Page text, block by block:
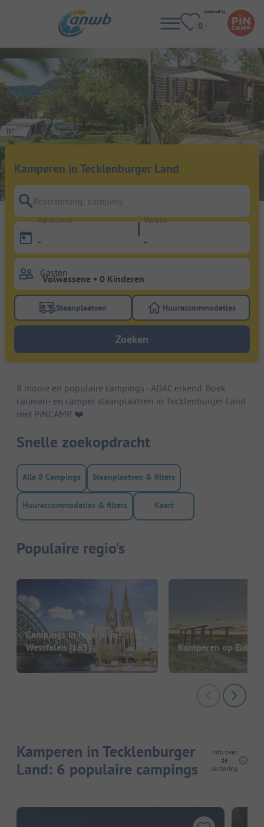
Kamperen in Tecklenburger Land
Bestemming, camping
Aankomst
-
Vertrek
-
Gasten
Gebruik de filterknop staanplaatsen om te zoeken
Staanplaatsen Gebruik de
Huuraccommodaties
Zoeken
8 mooie en populaire campings - ADAC erkend. Boek
caravan- en camper staanplaatsen in Tecklenburger Land
met PiNCAMP. ❤️️
Snelle zoekopdracht
Alle 8 Campings Staanplaatsen & filters
Huuraccommodaties & filters Kaart
Populaire regio's
Campings in Noordrijn-
Westfalen(163) Kamperen op
Kamperen in Tecklenburger
Land: 6 populaire campings
Info over
de
sortering